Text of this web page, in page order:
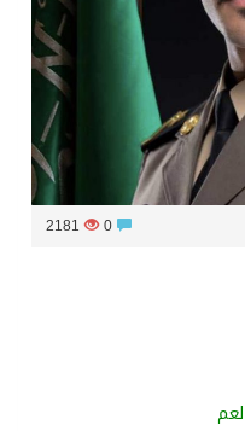
2181